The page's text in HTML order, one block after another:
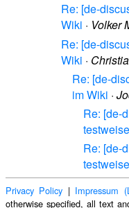
Re: [de-
Wiki · Volker
Re: [de-
Wiki ·
Re: [de-
im Wiki ·
Re: [de-
Re: [de-
Privacy Policy | Impressum
otherwise specified, all text